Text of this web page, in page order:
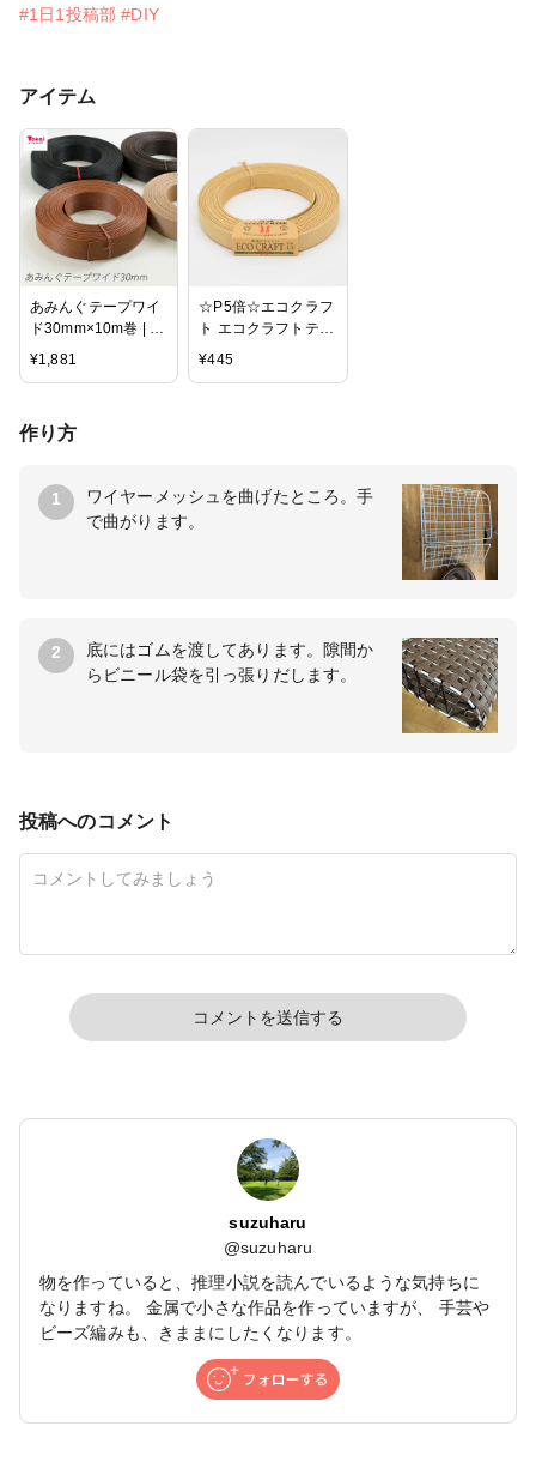
#1日1投稿部 #DIY
アイテム
あみんぐテープワイ
ド30mm×10m巻 | エ
コクラフト クラフト
バンド 紙バンド 紙
コクラフトテープ ト
¥1,881
☆P5倍☆エコクラフ
ト エコクラフトテー
プ 【5m巻】 13 サン
ド 材料 かご バスケ
¥445
作り方
1
ワイヤーメッシュを曲げたところ。手
で曲がります。
2
底にはゴムを渡してあります。隙間か
らビニール袋を引っ張りだします。
投稿へのコメント
コメントを送信する
suzuharu
@suzuharu
物を作っていると、推理小説を読んでいるような気持ちに
なりますね。 金属で小さな作品を作っていますが、 手芸や
ビーズ編みも、きままにしたくなります。